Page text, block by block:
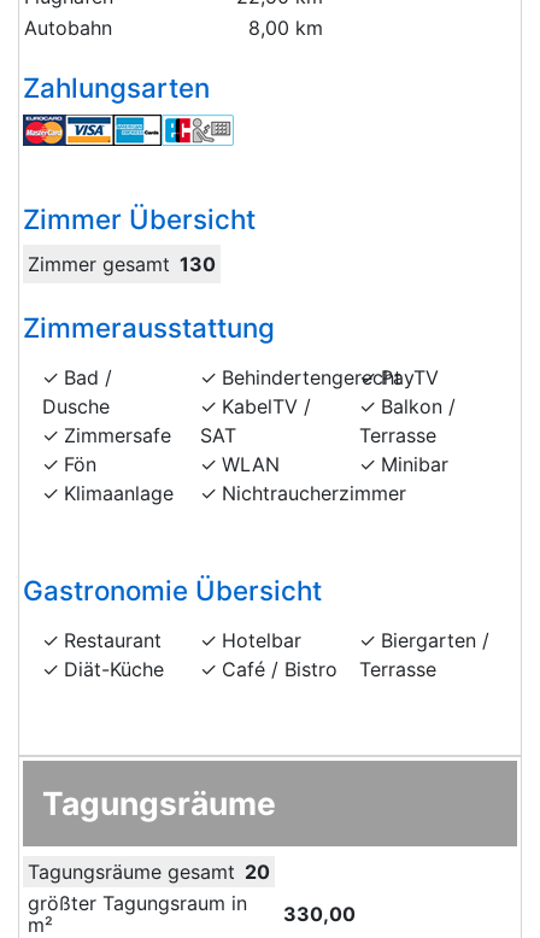
Autobahn
8,00 km
Zahlungsarten
Zimmer Übersicht
Zimmer gesamt 130
Zimmerausstattung
Bad /
Dusche
Zimmersafe
Fön
Klimaanlage
Behindertengerecht
KabelTV /
SAT
WLAN
Nichtraucherzimmer
PayTV
Balkon /
Terrasse
Minibar
Gastronomie Übersicht
Restaurant
Diät-Küche
Hotelbar
Café / Bistro
Biergarten /
Terrasse
Tagungsräume
Tagungsräume gesamt 20
größter Tagungsraum in
m²
330,00